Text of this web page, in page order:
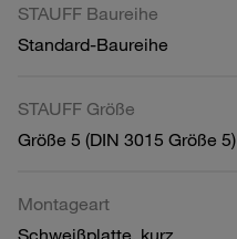
STAUFF Baureihe
Standard-Baureihe
STAUFF Größe
Größe 5 (DIN 3015 Größe 5)
Montageart
Schweißplatte, kurz